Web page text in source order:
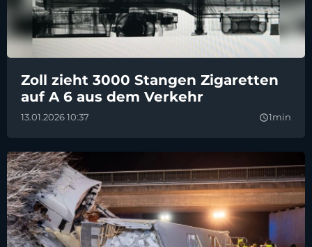
Zoll zieht 3000 Stangen Zigaretten
auf A 6 aus dem Verkehr
13.01.2026 10:37 query_builder1min